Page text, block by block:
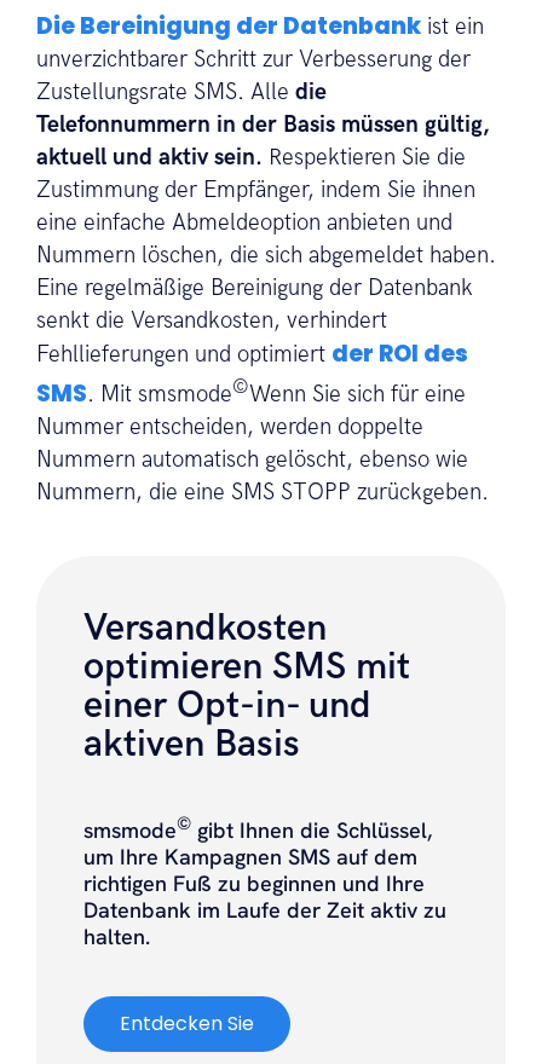
Die Bereinigung der Datenbank ist ein
unverzichtbarer Schritt zur Verbesserung der
Zustellungsrate SMS. Alle die
Telefonnummern in der Basis müssen gültig,
aktuell und aktiv sein. Respektieren Sie die
Zustimmung der Empfänger, indem Sie ihnen
eine einfache Abmeldeoption anbieten und
Nummern löschen, die sich abgemeldet haben.
Eine regelmäßige Bereinigung der Datenbank
senkt die Versandkosten, verhindert
Fehllieferungen und optimiert der ROI des
SMS. Mit smsmode©Wenn Sie sich für eine
Nummer entscheiden, werden doppelte
Nummern automatisch gelöscht, ebenso wie
Nummern, die eine SMS STOPP zurückgeben.
Versandkosten
optimieren SMS mit
einer Opt-in- und
aktiven Basis
smsmode© gibt Ihnen die Schlüssel,
um Ihre Kampagnen SMS auf dem
richtigen Fuß zu beginnen und Ihre
Datenbank im Laufe der Zeit aktiv zu
halten.
Entdecken Sie